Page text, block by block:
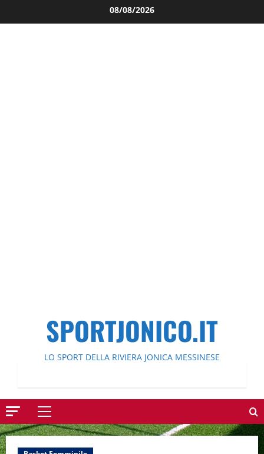
al
08/08/2026
SPORTJONICO.IT
LO SPORT DELLA RIVIERA JONICA MESSINESE
Menu
principale